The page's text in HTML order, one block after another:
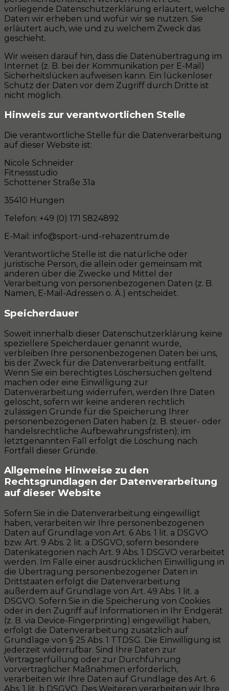
vorliegende Datenschutzerklärung erläutert, welche
Daten wir erheben und wofür wir sie nutzen. Sie
erläutert auch, wie und zu welchem Zweck das
geschieht.
Wir weisen darauf hin, dass die Datenübertragung im
Internet (z. B. bei der Kommunikation per E-Mail)
Sicherheitslücken aufweisen kann. Ein lückenloser
Schutz der Daten vor dem Zugriff durch Dritte ist
nicht möglich.
Hinweis zur verantwortlichen Stelle
Die verantwortliche Stelle für die Datenverarbeitung
auf dieser Website ist:
Nicole Schneider
Fitnessstudio
Schottener Straße 31a
35410 Hungen
Telefon: +49 (0) 171 5824892
E-Mail: info@sport-und-rehazentrum.de
Verantwortliche Stelle ist die natürliche oder
juristische Person, die allein oder gemeinsam mit
anderen über die Zwecke und Mittel der
Verarbeitung von personenbezogenen Daten (z. B.
Namen, E-Mail-Adressen o. Ä.) entscheidet.
Speicherdauer
Soweit innerhalb dieser Datenschutzerklärung keine
speziellere Speicherdauer genannt wurde,
verbleiben Ihre personenbezogenen Daten bei uns,
bis der Zweck für die Datenverarbeitung entfällt.
Wenn Sie ein berechtigtes Löschersuchen geltend
machen oder eine Einwilligung zur
Datenverarbeitung widerrufen, werden Ihre Daten
gelöscht, sofern wir keine anderen rechtlich
zulässigen Gründe für die Speicherung Ihrer
personenbezogenen Daten haben (z. B. steuer- oder
handelsrechtliche Aufbewahrungsfristen); im
letztgenannten Fall erfolgt die Löschung nach
Fortfall dieser Gründe.
Allgemeine Hinweise zu den
Rechtsgrundlagen der Datenverarbeitung
auf dieser Website
Sofern Sie in die Datenverarbeitung eingewilligt
haben, verarbeiten wir Ihre personenbezogenen
Daten auf Grundlage von Art. 6 Abs. 1 lit. a DSGVO
bzw. Art. 9 Abs. 2 lit. a DSGVO, sofern besondere
Datenkategorien nach Art. 9 Abs. 1 DSGVO verarbeitet
werden. Im Falle einer ausdrücklichen Einwilligung in
die Übertragung personenbezogener Daten in
Drittstaaten erfolgt die Datenverarbeitung
außerdem auf Grundlage von Art. 49 Abs. 1 lit. a
DSGVO. Sofern Sie in die Speicherung von Cookies
oder in den Zugriff auf Informationen in Ihr Endgerät
(z. B. via Device-Fingerprinting) eingewilligt haben,
erfolgt die Datenverarbeitung zusätzlich auf
Grundlage von § 25 Abs. 1 TTDSG. Die Einwilligung ist
jederzeit widerrufbar. Sind Ihre Daten zur
Vertragserfüllung oder zur Durchführung
vorvertraglicher Maßnahmen erforderlich,
verarbeiten wir Ihre Daten auf Grundlage des Art. 6
Abs. 1 lit. b DSGVO. Des Weiteren verarbeiten wir Ihre